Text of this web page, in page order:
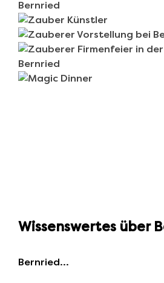
Wissenswertes über
Bernried…